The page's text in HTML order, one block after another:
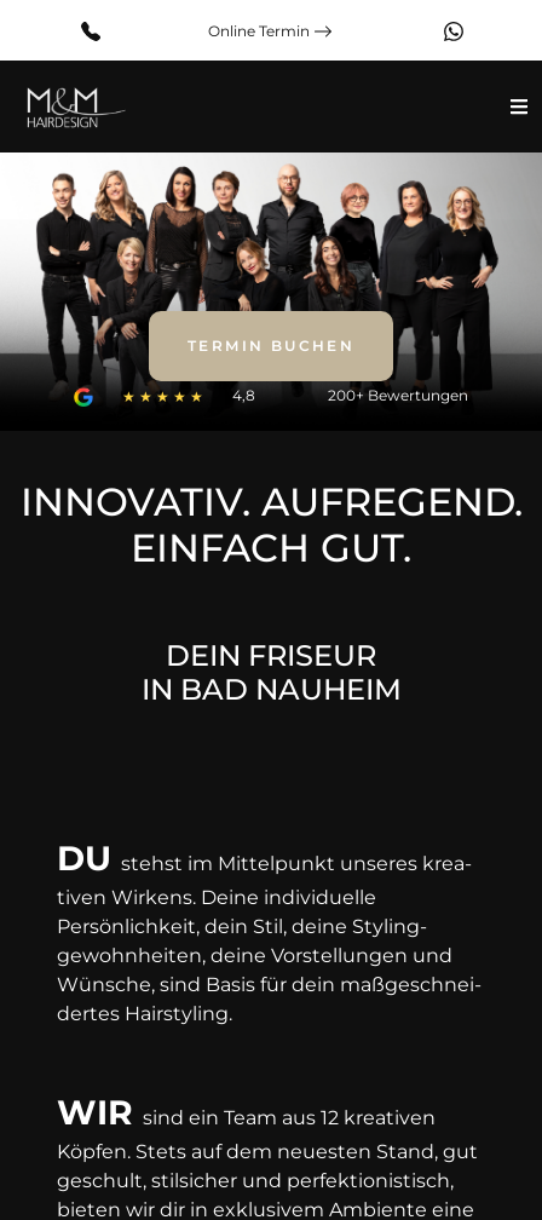
Online Termin
TERMIN BUCHEN
★ ★ ★ ★ ★ 4,8 200+ Bewertungen
INNOVATIV. AUFREGEND.
EINFACH GUT.
DEIN FRISEUR
IN BAD NAUHEIM
DUstehst im Mittel­punkt un­seres krea­
tiven Wir­kens. Deine in­di­vi­duelle
Persönlich­keit, dein Stil, deine Styling­
gewohn­heiten, deine Vor­stell­ungen und
Wün­sche, sind Ba­sis für dein maß­ge­schnei­
der­tes Hair­styling.
WIRsind ein Team aus 12 krea­tiven
Köpfen. Stets auf dem neue­sten Stand, gut
geschult, stil­sicher und per­fek­tio­nistisch,
bieten wir dir in ex­klu­sivem Am­biente eine